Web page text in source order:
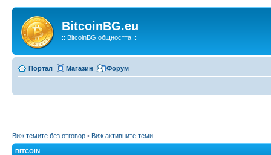
BitcoinBG.eu
:: BitcoinBG общността ::
Портал Магазин Форум
Виж темите без отговор • Виж активните теми
BITCOIN